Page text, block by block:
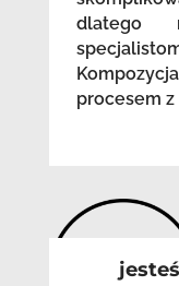
dlatego
procesem